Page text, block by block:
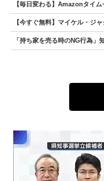
【毎日変わる】Amazonタイ
【今すぐ無料】マイケル・ジ
「持ち家を売る時のNG行為」